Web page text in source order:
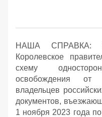
НАША СПРАВКА:
Королевское
схему
освобождения от
владельцев
документов,
1 ноября 2023 года